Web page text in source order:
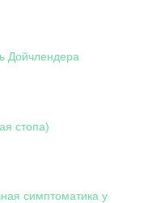
Дойчлендера
стопа)
симптоматика у